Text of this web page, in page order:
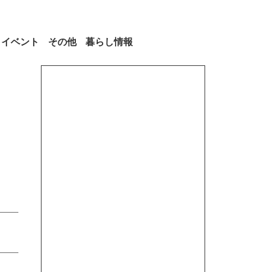
イベント その他 暮らし情報